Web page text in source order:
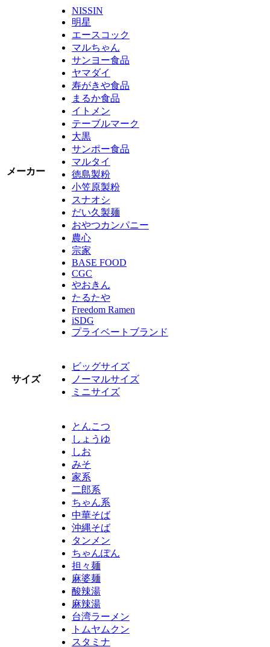
メーカー
NISSIN
明星
エースコック
マルちゃん
サンヨー食品
ヤマダイ
寿がきや食品
まるか食品
イトメン
テーブルマーク
大黒
サンポー食品
マルタイ
徳島製粉
小笠原製粉
スナオシ
だい久製麺
おやつカンパニー
農心
宗家
BASE FOOD
CGC
やおきん
たるたや
Freedom Ramen
iSDG
プライベートブランド
サイズ
ビッグサイズ
ノーマルサイズ
ミニサイズ
とんこつ
しょうゆ
しお
みそ
家系
二郎系
ちゃん系
中華そば
沖縄そば
タンメン
ちゃんぽん
担々麺
麻婆麺
酸辣湯
麻辣湯
台湾ラーメン
トムヤムクン
スタミナ